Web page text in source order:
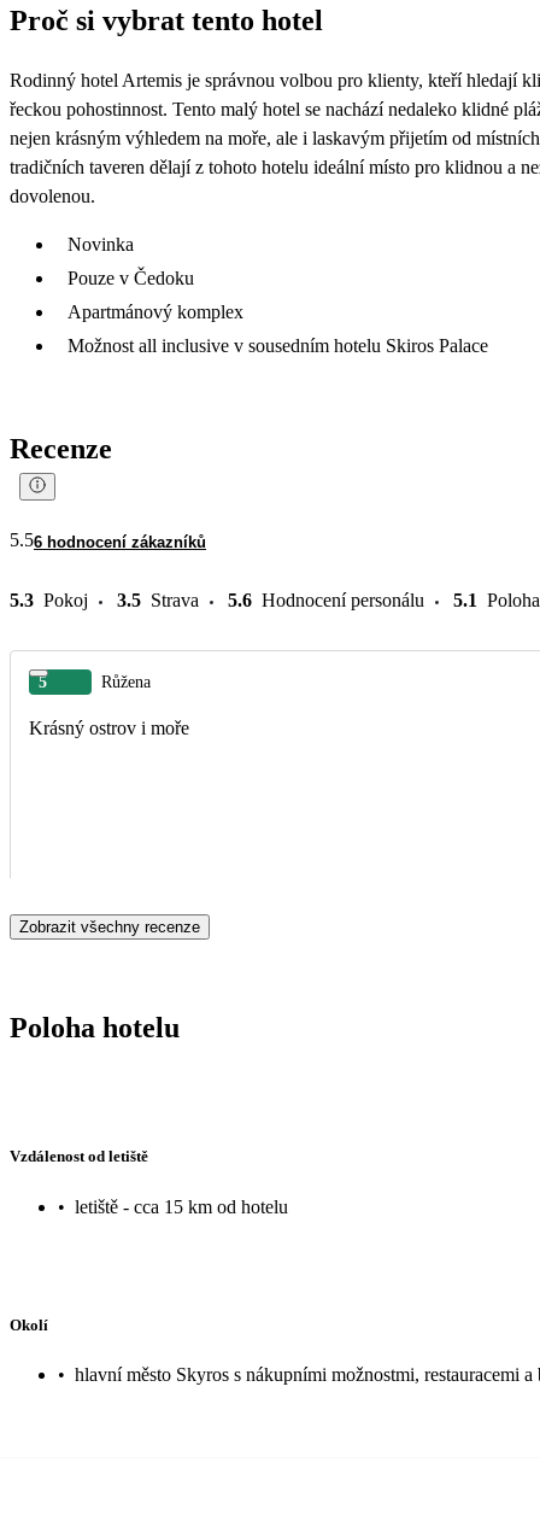
11 849
Proč si vybrat tento hotel
Rodinný hotel Artemis je správnou volbou pro klienty, kteří hledají
řeckou pohostinnost. Tento malý hotel se nachází nedaleko klidné
nejen krásným výhledem na moře, ale i laskavým přijetím od
tradičních taveren dělají z tohoto hotelu ideální místo pro klidnou a
dovolenou.
Novinka
Pouze v Čedoku
Apartmánový komplex
Možnost all inclusive v sousedním hotelu Skiros Palace
Recenze
5.56 hodnocení zákazníků
5.3 Pokoj 3.5 Strava 5.6 Hodnocení personálu 5.1 Poloha
5 Růžena
Krásný ostrov i moře
Zobrazit všechny recenze
Poloha hotelu
Vzdálenost od letiště
• letiště - cca 15 km od hotelu
Okolí
• hlavní město Skyros s nákupními možnostmi, restauracemi a